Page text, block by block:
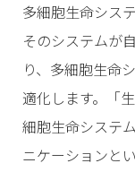
多細胞生命シス
そのシステムが
り、多細胞生命
適化します。「
細胞生命システ
ニケーションと